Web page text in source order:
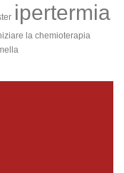
ipertermia
la chemioterapia